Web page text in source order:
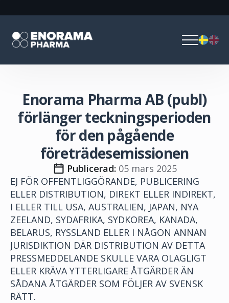
Enorama Pharma AB (publ)
förlänger teckningsperioden
för den pågående
företrädesemissionen
Publicerad: 05 mars 2025
EJ FÖR OFFENTLIGGÖRANDE, PUBLICERING
ELLER DISTRIBUTION, DIREKT ELLER INDIREKT,
I ELLER TILL USA, AUSTRALIEN, JAPAN, NYA
ZEELAND, SYDAFRIKA, SYDKOREA, KANADA,
BELARUS, RYSSLAND ELLER I NÅGON ANNAN
JURISDIKTION DÄR DISTRIBUTION AV DETTA
PRESSMEDDELANDE SKULLE VARA OLAGLIGT
ELLER KRÄVA YTTERLIGARE ÅTGÄRDER ÄN
SÅDANA ÅTGÄRDER SOM FÖLJER AV SVENSK
RÄTT.